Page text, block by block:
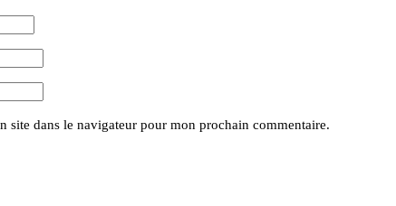
site dans le navigateur pour mon prochain commentaire.